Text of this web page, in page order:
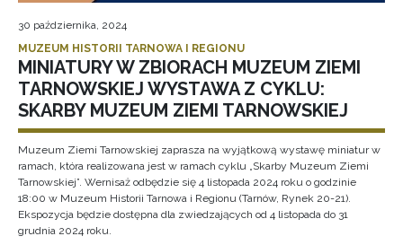
30 października, 2024
MUZEUM HISTORII TARNOWA I REGIONU
MINIATURY W ZBIORACH MUZEUM ZIEMI
TARNOWSKIEJ WYSTAWA Z CYKLU:
SKARBY MUZEUM ZIEMI TARNOWSKIEJ
Muzeum Ziemi Tarnowskiej zaprasza na wyjątkową wystawę miniatur w
ramach, która realizowana jest w ramach cyklu „Skarby Muzeum Ziemi
Tarnowskiej”. Wernisaż odbędzie się 4 listopada 2024 roku o godzinie
18:00 w Muzeum Historii Tarnowa i Regionu (Tarnów, Rynek 20-21).
Ekspozycja będzie dostępna dla zwiedzających od 4 listopada do 31
grudnia 2024 roku.